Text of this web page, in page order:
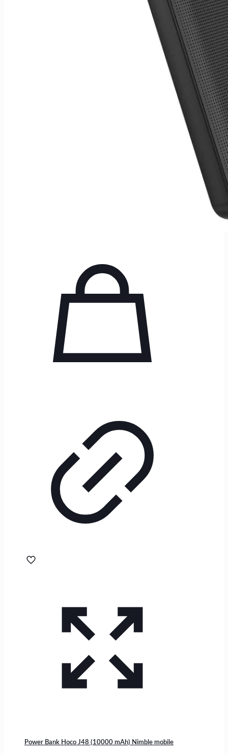
Power Bank Hoco J48 (10000 mAh) Nimble mobile